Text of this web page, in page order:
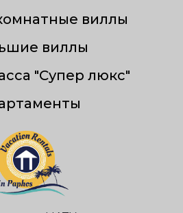
виллы
виллы
"Супер люкс"